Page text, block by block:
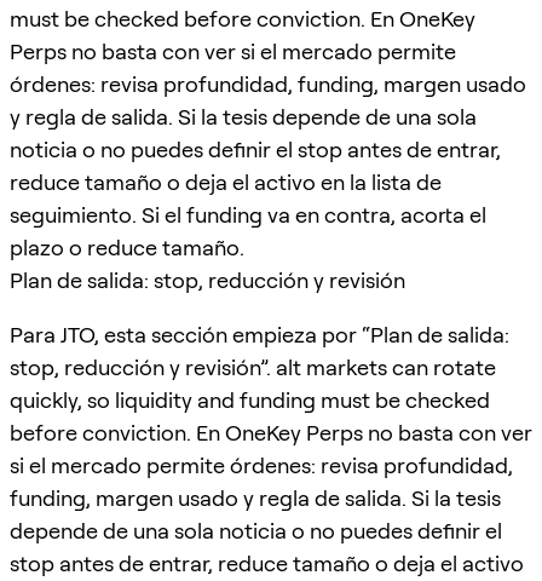
must be checked before conviction. En OneKey
Perps no basta con ver si el mercado permite
órdenes: revisa profundidad, funding, margen usado
y regla de salida. Si la tesis depende de una sola
noticia o no puedes definir el stop antes de entrar,
reduce tamaño o deja el activo en la lista de
seguimiento. Si el funding va en contra, acorta el
plazo o reduce tamaño.
Plan de salida: stop, reducción y revisión
Para JTO, esta sección empieza por “Plan de salida:
stop, reducción y revisión”. alt markets can rotate
quickly, so liquidity and funding must be checked
before conviction. En OneKey Perps no basta con ver
si el mercado permite órdenes: revisa profundidad,
funding, margen usado y regla de salida. Si la tesis
depende de una sola noticia o no puedes definir el
stop antes de entrar, reduce tamaño o deja el activo